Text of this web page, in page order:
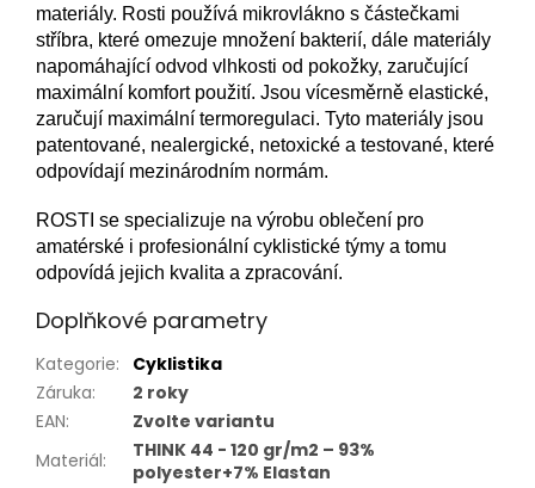
materiály. Rosti používá mikrovlákno s částečkami
stříbra, které omezuje množení bakterií, dále materiály
napomáhající odvod vlhkosti od pokožky, zaručující
maximální komfort použití. Jsou vícesměrně elastické,
zaručují maximální termoregulaci. Tyto materiály jsou
patentované, nealergické, netoxické a testované, které
odpovídají mezinárodním normám.
ROSTI se specializuje na výrobu oblečení pro
amatérské i profesionální cyklistické týmy a tomu
odpovídá jejich kvalita a zpracování.
Doplňkové parametry
Kategorie:
Cyklistika
Záruka:
2 roky
EAN:
Zvolte variantu
Materiál:
THINK 44 - 120 gr/m2 – 93%
polyester+7% Elastan